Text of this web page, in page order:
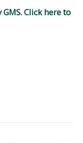
Click here to